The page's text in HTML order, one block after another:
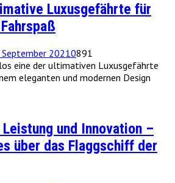
Luxusgefährte für
September 20210891
eine der ultimativen Luxusgefährte
eleganten und modernen Design
und Innovation –
über das Flaggschiff der